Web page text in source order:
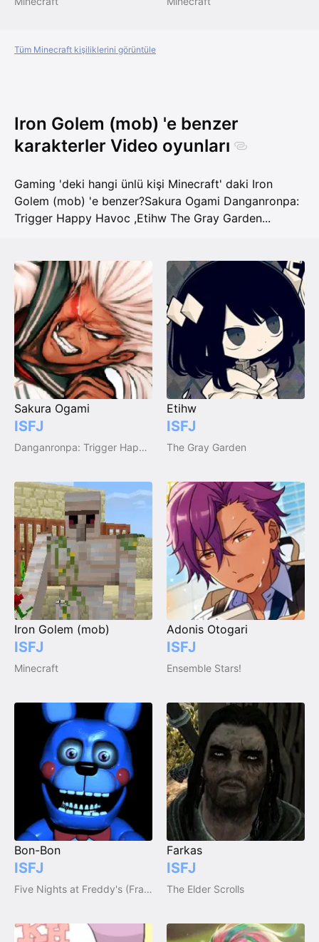
Tüm Minecraft kişiliklerini görüntüle
Iron Golem (mob) 'e benzer
karakterler Video oyunları
Gaming 'deki hangi ünlü kişi Minecraft' daki Iron
Golem (mob) 'e benzer?Sakura Ogami Danganronpa:
Trigger Happy Havoc ,Etihw The Gray Garden...
Sakura Ogami
ISFJ
Danganronpa: Trigger Happy Havoc
Etihw
ISFJ
The Gray Garden
Iron Golem (mob)
ISFJ
Minecraft
Adonis Otogari
ISFJ
Ensemble Stars!
Bon-Bon
ISFJ
Five Nights at Freddy's (Franchise)
Farkas
ISFJ
The Elder Scrolls